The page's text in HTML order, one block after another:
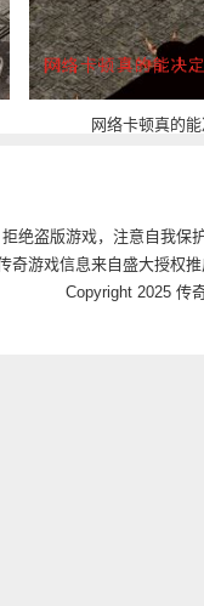
网络卡顿真的
拒绝盗版游戏，注意自我保
奇游戏信息来自盛大授权
Copyright 2025 传